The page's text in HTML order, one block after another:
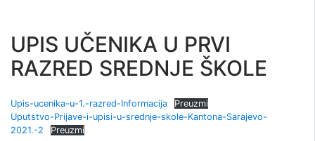
UPIS UČENIKA U PRVI
RAZRED SREDNJE ŠKOLE
Upis-ucenika-u-1.-razred-Informacija
Preuzmi
Uputstvo-Prijave-i-upisi-u-srednje-skole-Kantona-Sarajevo-
2021.-2
Preuzmi